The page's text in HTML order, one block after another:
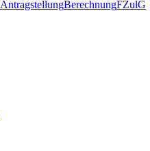
AntragstellungBerechnungFZulG